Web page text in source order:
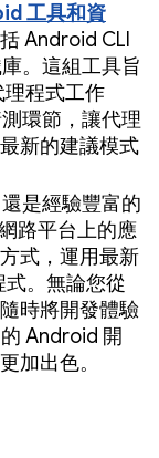
工具和資
括 Android CLI
。這組工具旨
程式工作
環節，讓代理
新的建議模式
是經驗豐富的
路平台上的應
式，運用最新
。無論您從
時將開發體驗
Android 開
加出色。